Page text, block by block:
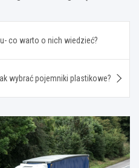
co warto o nich wiedzieć?
wybrać pojemniki plastikowe?